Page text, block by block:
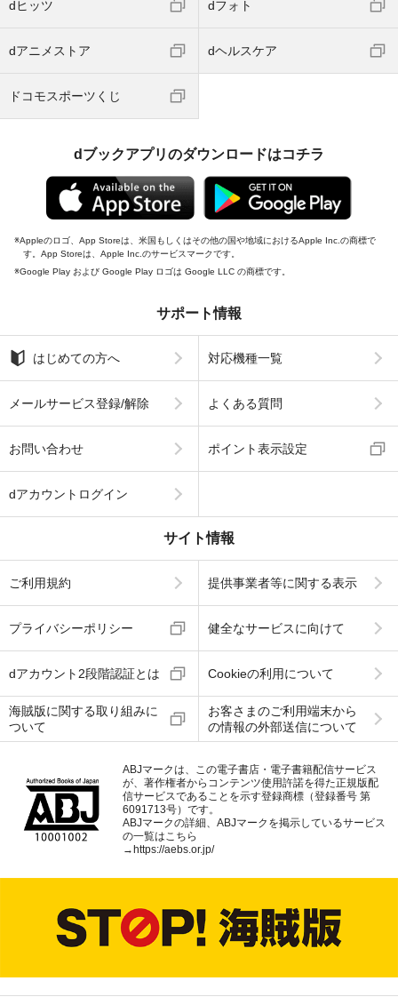
dヒッツ dフォト
dアニメストア dヘルスケア
ドコモスポーツくじ
dブックアプリのダウンロードはコチラ
Appleのロゴ、App Storeは、米国もしくはその他の国や地域におけるApple Inc.の商標で
す。App Storeは、Apple Inc.のサービスマークです。
Google Play および Google Play ロゴは Google LLC の商標です。
サポート情報
はじめての方へ 対応機種一覧
メールサービス登録/解除 よくある質問
お問い合わせ ポイント表示設定
dアカウントログイン
サイト情報
ご利用規約 提供事業者等に関する表示
プライバシーポリシー 健全なサービスに向けて
dアカウント2段階認証とは Cookieの利用について
海賊版に関する取り組みに
ついて
お客さまのご利用端末から
の情報の外部送信について
ABJマークは、この電子書店・電子書籍配信サービス
が、著作権者からコンテンツ使用許諾を得た正規版配
信サービスであることを示す登録商標（登録番号 第
6091713号）です。
ABJマークの詳細、ABJマークを掲示しているサービス
の一覧はこちら
→https://aebs.or.jp/